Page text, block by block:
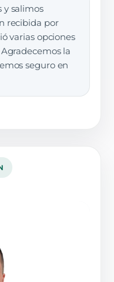
y salimos
recibida por
varias opciones
Agradecemos la
seguro en